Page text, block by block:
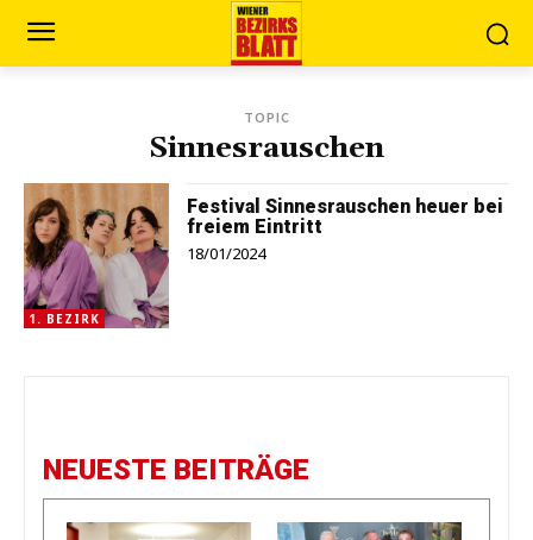
TOPIC
Sinnesrauschen
1. BEZIRK
Festival Sinnesrauschen heuer bei
freiem Eintritt
18/01/2024
NEUESTE BEITRÄGE